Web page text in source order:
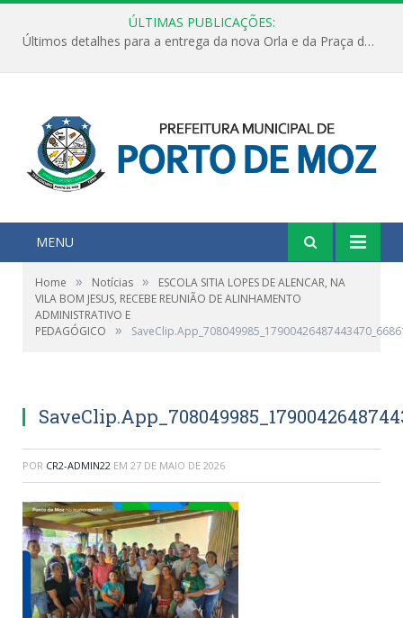
ÚLTIMAS PUBLICAÇÕES:
Últimos detalhes para a entrega da nova Orla e da Praça do Praião
MENU
Home » Notícias »
ESCOLA SITIA LOPES DE ALENCAR, NA
VILA BOM JESUS, RECEBE REUNIÃO DE ALINHAMENTO
ADMINISTRATIVO E
PEDAGÓGICO
»
POR CR2-ADMIN22 EM 27 DE MAIO DE 2026